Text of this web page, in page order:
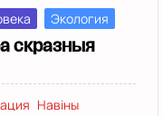
Экология
скразныя
Навіны